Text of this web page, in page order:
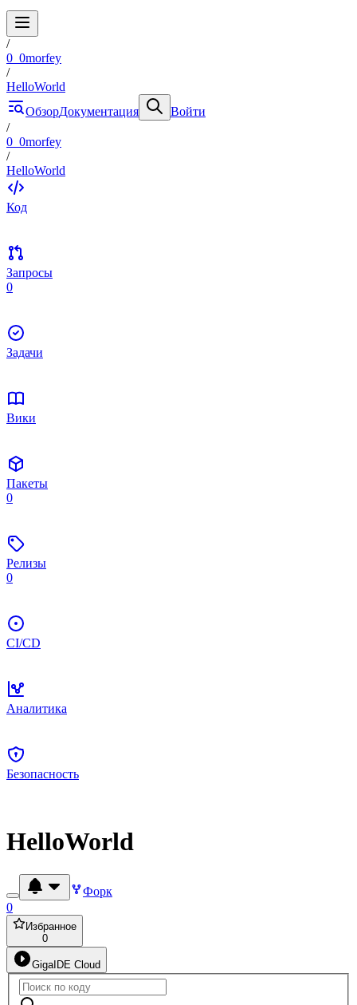
/
0_0morfey
/
HelloWorld
ОбзорДокументация
Войти
/
0_0morfey
/
HelloWorld
Код
Запросы
0
Задачи
Вики
Пакеты
0
Релизы
0
CI/CD
Аналитика
Безопасность
HelloWorld
Форк
0
Избранное
0
GigaIDE Cloud